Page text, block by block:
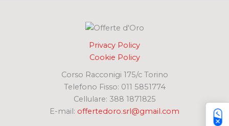
Privacy Policy
Cookie Policy
Corso Racconigi 175/c Torino
Telefono Fisso: 011 5851774
Cellulare: 388 1871825
E-mail: offertedoro.srl@gmail.com